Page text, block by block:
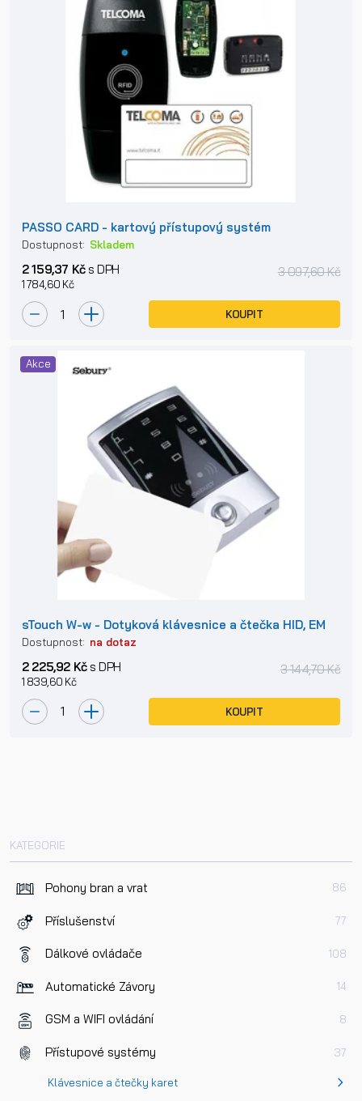
KATEGORIE
Pohony bran a vrat 86
Příslušenství 77
Dálkové ovládače 108
Automatické Závory 14
GSM a WIFI ovládání 8
Přístupové systémy 37
Klávesnice a čtečky karet
PASSO CARD - kartový přístupový systém
Dostupnost: Skladem
2 159,37 Kčs DPH
1 784,60 Kč
3 097,60 Kč
KOUPIT
Akce
sTouch W-w - Dotyková klávesnice a čtečka HID, EM
Dostupnost: na dotaz
2 225,92 Kčs DPH
1 839,60 Kč
3 144,70 Kč
KOUPIT